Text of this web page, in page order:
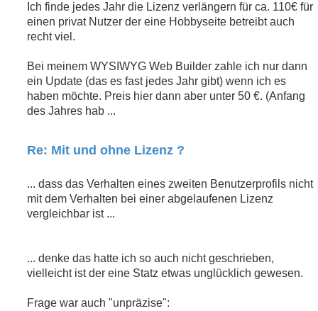
Ich finde jedes Jahr die Lizenz verlängern für ca. 110€ für
einen privat Nutzer der eine Hobbyseite betreibt auch
recht viel.
Bei meinem WYSIWYG Web Builder zahle ich nur dann
ein Update (das es fast jedes Jahr gibt) wenn ich es
haben möchte. Preis hier dann aber unter 50 €. (Anfang
des Jahres hab ...
Re: Mit und ohne Lizenz ?
... dass das Verhalten eines zweiten Benutzerprofils nicht
mit dem Verhalten bei einer abgelaufenen Lizenz
vergleichbar ist ...
... denke das hatte ich so auch nicht geschrieben,
vielleicht ist der eine Statz etwas unglücklich gewesen.
Frage war auch "unpräzise":